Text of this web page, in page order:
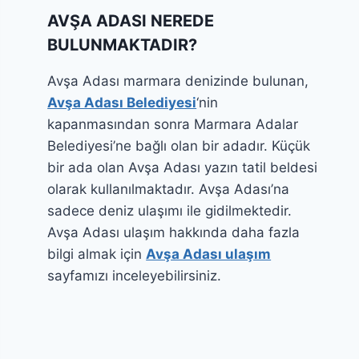
AVŞA ADASI NEREDE
BULUNMAKTADIR?
Avşa Adası marmara denizinde bulunan,
Avşa Adası Belediyesi‘nin
kapanmasından sonra Marmara Adalar
Belediyesi’ne bağlı olan bir adadır. Küçük
bir ada olan Avşa Adası yazın tatil beldesi
olarak kullanılmaktadır. Avşa Adası’na
sadece deniz ulaşımı ile gidilmektedir.
Avşa Adası ulaşım hakkında daha fazla
bilgi almak içinAvşa Adası ulaşım
sayfamızı inceleyebilirsiniz.